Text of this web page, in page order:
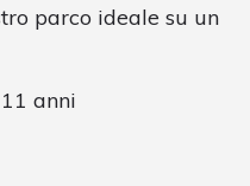
parco ideale su un
anni